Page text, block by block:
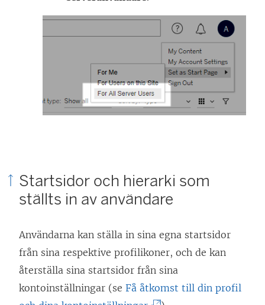
Startsidor och hierarki som
ställts in av användare
Användarna kan ställa in sina egna startsidor
från sina respektive profilikoner, och de kan
återställa sina startsidor från sina
kontoinställningar (se Få åtkomst till din profil